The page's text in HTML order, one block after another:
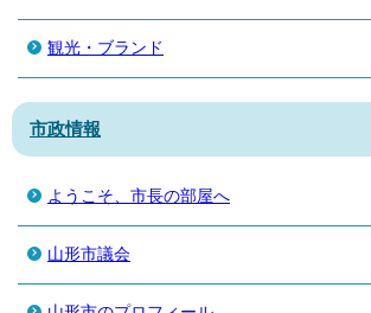
観光・ブランド
市政情報
ようこそ、市長の部屋へ
山形市議会